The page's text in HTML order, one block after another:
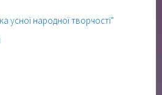
усної народної творчості"